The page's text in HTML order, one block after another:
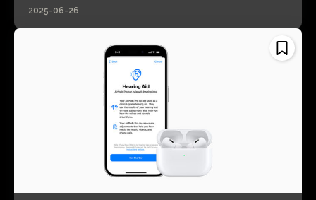
2025-06-26